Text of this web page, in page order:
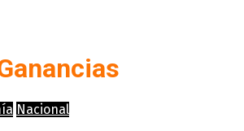
Nacional